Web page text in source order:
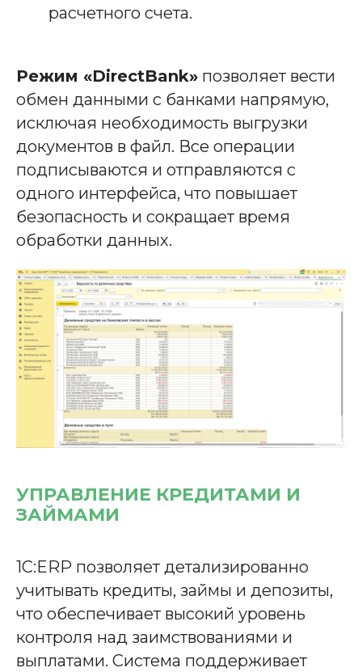
расчетного счета.
Режим «DirectBank» позволяет вести
обмен данными с банками напрямую,
исключая необходимость выгрузки
документов в файл. Все операции
подписываются и отправляются с
одного интерфейса, что повышает
безопасность и сокращает время
обработки данных.
УПРАВЛЕНИЕ КРЕДИТАМИ И
ЗАЙМАМИ
1С:ERP позволяет детализированно
учитывать кредиты, займы и депозиты,
что обеспечивает высокий уровень
контроля над заимствованиями и
выплатами. Система поддерживает